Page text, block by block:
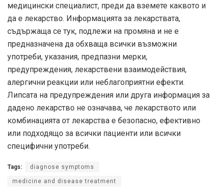
медицински специалист, преди да вземете каквото и
да е лекарство. Информацията за лекарствата,
съдържаща се тук, подлежи на промяна и не е
предназначена да обхваща всички възможни
употреби, указания, предпазни мерки,
предупреждения, лекарствени взаимодействия,
алергични реакции или неблагоприятни ефекти.
Липсата на предупреждения или друга информация за
дадено лекарство не означава, че лекарството или
комбинацията от лекарства е безопасно, ефективно
или подходящо за всички пациенти или всички
специфични употреби.
Tags: diagnose symptoms
medicine and disease treatment